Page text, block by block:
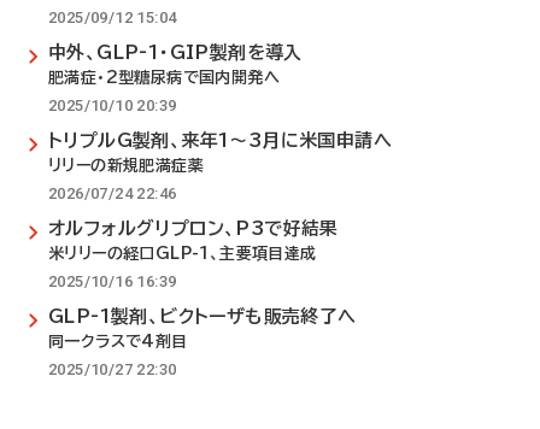
2025/09/12 15:04
中外、GLP-1・GIP製剤を導入
肥満症・2型糖尿病で国内開発へ
2025/10/10 20:39
トリプルG製剤、来年1～3月に米国申請へ
リリーの新規肥満症薬
2026/07/24 22:46
オルフォルグリプロン、P3で好結果
米リリーの経口GLP-1、主要項目達成
2025/10/16 16:39
GLP-1製剤、ビクトーザも販売終了へ
同一クラスで4剤目
2025/10/27 22:30